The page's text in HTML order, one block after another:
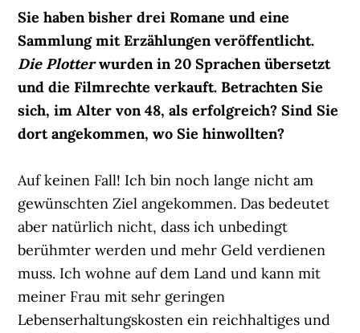
Sie haben bisher drei Romane und eine
Sammlung mit Erzählungen veröffentlicht.
Die Plotterwurden in 20 Sprachen übersetzt
und die Filmrechte verkauft. Betrachten Sie
sich, im Alter von 48, als erfolgreich? Sind Sie
dort angekommen, wo Sie hinwollten?
Auf keinen Fall! Ich bin noch lange nicht am
gewünschten Ziel angekommen. Das bedeutet
aber natürlich nicht, dass ich unbedingt
berühmter werden und mehr Geld verdienen
muss. Ich wohne auf dem Land und kann mit
meiner Frau mit sehr geringen
Lebenserhaltungskosten ein reichhaltiges und